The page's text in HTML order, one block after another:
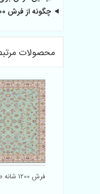
چگونه از فرش 1200 شانه به‌درستی نگهداری کنیم؟
محصولات
فرش 1200 شانه طرح افشان